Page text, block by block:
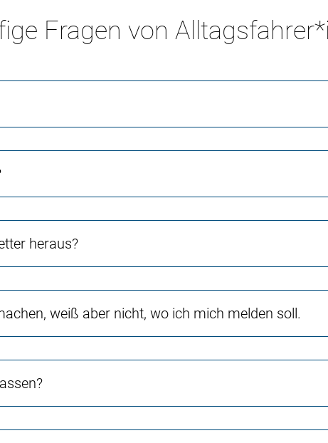
Fragen von
heraus?
weiß aber nicht, wo ich mich melden soll.